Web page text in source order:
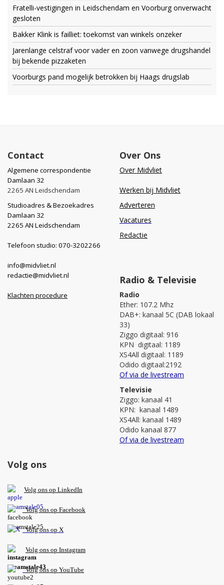
Fratelli-vestigingen in Leidschendam en Voorburg onverwacht
gesloten
Bakker Klink is failliet: toekomst van winkels onzeker
Jarenlange celstraf voor vader en zoon vanwege drugshandel
bij bekende pizzaketen
Voorburgs pand mogelijk betrokken bij Haags drugslab
Contact
Algemene correspondentie
Damlaan 32
2265 AN Leidschendam
Studioadres & Bezoekadres
Damlaan 32
2265 AN Leidschendam
Telefoon studio: 070-3202266
info@midvliet.nl
redactie@midvliet.nl
Klachten procedure
Over Ons
Over Midvliet
Werken bij Midvliet
Adverteren
Vacatures
Redactie
Radio & Televisie
Radio
Ether: 107.2 Mhz
DAB+: kanaal 5C (DAB lokaal
33)
Ziggo digitaal: 916
KPN digitaal: 1189
XS4All digitaal: 1189
Odido digitaal:2192
Of via de livestream
Televisie
Ziggo: kanaal 41
KPN: kanaal 1489
XS4All: kanaal 1489
Odido kanaal 877
Of via de livestream
Volg ons
Volg ons op LinkedIn
Volg ons op Facebook
Volg ons op X
Volg ons op Instagram
Volgons op YouTube